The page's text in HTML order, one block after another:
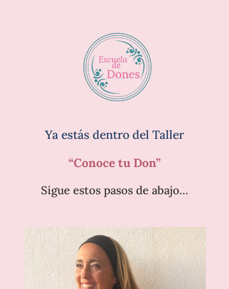
Ya estás dentro del Taller
“Conoce tu Don”
Sigue estos pasos de abajo…